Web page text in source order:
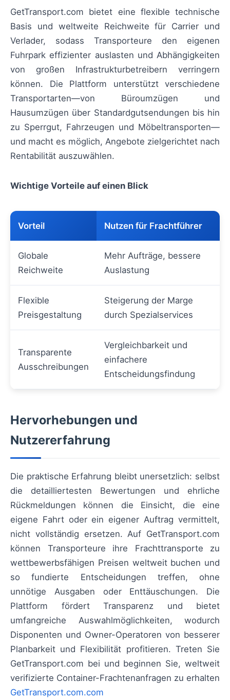
GetTransport.com bietet eine flexible technische
Basis und weltweite Reichweite für Carrier und
Verlader, sodass Transporteure den eigenen
Fuhrpark effizienter auslasten und Abhängigkeiten
von großen Infrastrukturbetreibern verringern
können. Die Plattform unterstützt verschiedene
Transportarten—von Büroumzügen und
Hausumzügen über Standardgutsendungen bis hin
zu Sperrgut, Fahrzeugen und Möbeltransporten—
und macht es möglich, Angebote zielgerichtet nach
Rentabilität auszuwählen.
Wichtige Vorteile auf einen Blick
Vorteil Nutzen für Frachtführer
Globale
Reichweite
Mehr Aufträge, bessere
Auslastung
Flexible
Preisgestaltung
Steigerung der Marge
durch Spezialservices
Transparente
Ausschreibungen
Vergleichbarkeit und
einfachere
Entscheidungsfindung
Hervorhebungen und
Nutzererfahrung
Die praktische Erfahrung bleibt unersetzlich: selbst
die detailliertesten Bewertungen und ehrliche
Rückmeldungen können die Einsicht, die eine
eigene Fahrt oder ein eigener Auftrag vermittelt,
nicht vollständig ersetzen. Auf GetTransport.com
können Transporteure ihre Frachttransporte zu
wettbewerbsfähigen Preisen weltweit buchen und
so fundierte Entscheidungen treffen, ohne
unnötige Ausgaben oder Enttäuschungen. Die
Plattform fördert Transparenz und bietet
umfangreiche Auswahlmöglichkeiten, wodurch
Disponenten und Owner-Operatoren von besserer
Planbarkeit und Flexibilität profitieren. Treten Sie
GetTransport.com bei und beginnen Sie, weltweit
verifizierte Container-Frachtenanfragen zu erhalten
GetTransport.com.com